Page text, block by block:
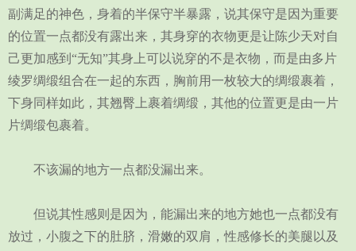
副满足的神色，身着的半保守半暴露，说其保守是因为重要
的位置一点都没有露出来，其身穿的衣物更是让陈少天对自
己更加感到“无知”其身上可以说穿的不是衣物，而是由多片
绫罗绸缎组合在一起的东西，胸前用一枚较大的绸缎裹着，
下身同样如此，其翘臀上裹着绸缎，其他的位置更是由一片
片绸缎包裹着。
不该漏的地方一点都没漏出来。
但说其性感则是因为，能漏出来的地方她也一点都没有
放过，小腹之下的肚脐，滑嫩的双肩，性感修长的美腿以及